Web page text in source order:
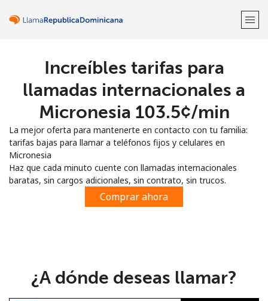
¡Bienvenido!
Regístrate con
o
Increíbles tarifas para
llamadas internacionales a
Micronesia ⁦103.5¢⁩/min
La mejor oferta para mantenerte en contacto con tu familia:
tarifas bajas para llamar a teléfonos fijos y celulares en
Micronesia
Haz que cada minuto cuente con llamadas internacionales
baratas, sin cargos adicionales, sin contrato, sin trucos.
Comprar ahora
¿A dónde deseas llamar?